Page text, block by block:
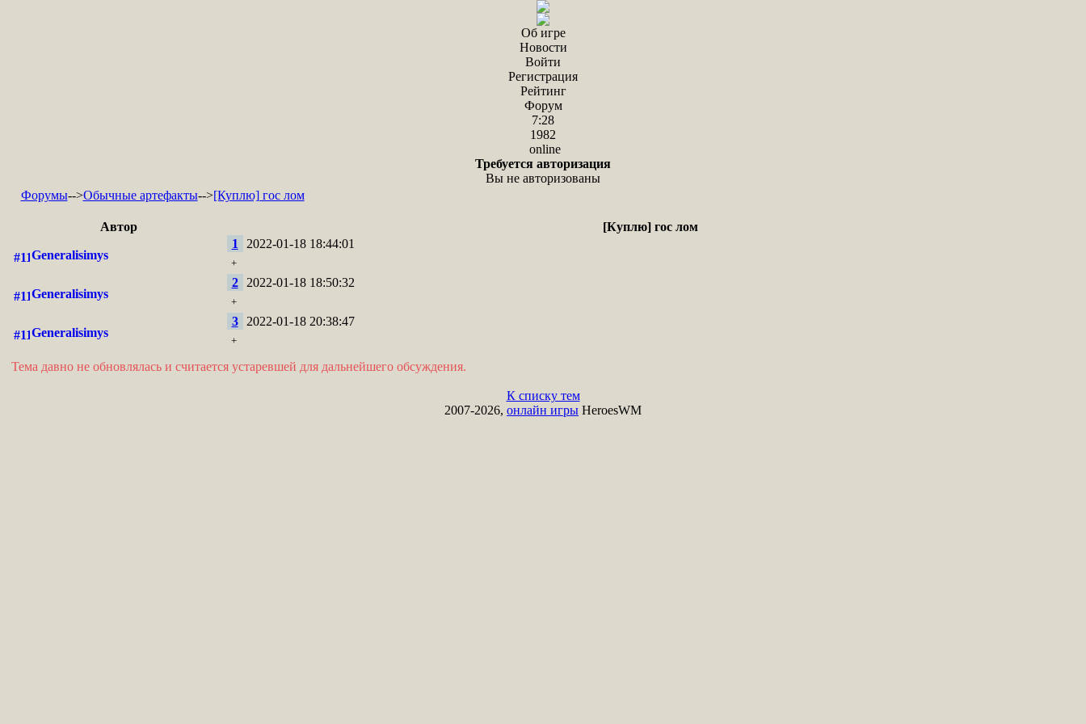
Об игре
Новости
Войти
Регистрация
Рейтинг
Форум
7:28
1982
online
Требуется авторизация
Вы не авторизованы
Форумы-->Обычные артефакты-->[Куплю] гос лом
Автор [Куплю] гос лом
Generalisimys
1 2022-01-18 18:44:01
+
Generalisimys
2 2022-01-18 18:50:32
+
Generalisimys
3 2022-01-18 20:38:47
+
Тема давно не обновлялась и считается устаревшей для дальнейшего обсуждения.
К списку тем
2007-2026, онлайн игры HeroesWM